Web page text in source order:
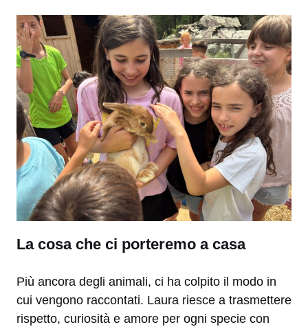
La cosa che ci porteremo a casa
Più ancora degli animali, ci ha colpito il modo in
cui vengono raccontati. Laura riesce a trasmettere
rispetto, curiosità e amore per ogni specie con